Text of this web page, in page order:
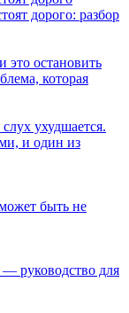
дорого: разбор
это остановить
которая
ухудшается.
и один из
быть не
— руководство для